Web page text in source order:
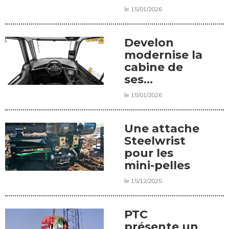
sévères
le 15/01/2026
Develon
modernise la
cabine de
ses
tombereaux
le 15/01/2026
Une attache
Steelwrist
pour les
mini-pelles
le 15/12/2025
PTC